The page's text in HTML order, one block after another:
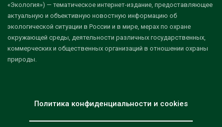
«Экология») — тематическое интернет-издание, предоставляющее
актуальную и объективную новостную информацию об
экологической ситуации в России и в мире, мерах по охране
окружающей среды, деятельности различных государственных,
коммерческих и общественных организаций в отношении охраны
природы.
Политика конфиденциальности и cookies